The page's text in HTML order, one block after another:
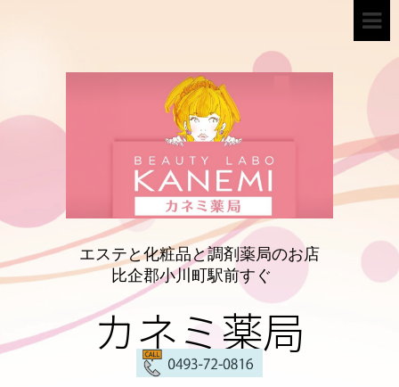
エステと化粧品と調剤薬局のお店
比企郡小川町駅前すぐ
カネミ薬局